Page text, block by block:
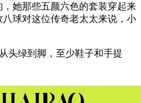
她那些五颜六色的套装穿起来
球对这位传奇老太太来说，小
绿到脚，至少鞋子和手提